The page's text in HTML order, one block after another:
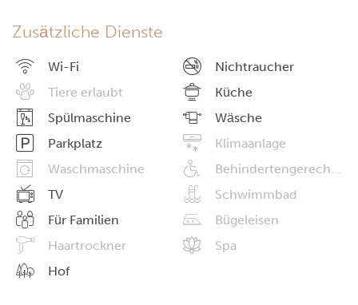
Zusätzliche Dienste
Wi-Fi
Nichtraucher
Tiere erlaubt
Küche
Spülmaschine
Wäsche
Parkplatz
Klimaanlage
Waschmaschine
Behindertengerechte Einrichtungen
TV
Schwimmbad
Für Familien
Bügeleisen
Haartrockner
Spa
Hof